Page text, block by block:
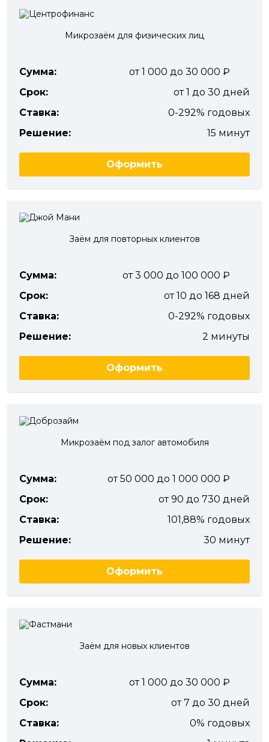
Микрозаём для физических лиц
Сумма:
от 1 000 до 30 000
Срок:
от 1 до 30 дней
Ставка:
0-292% годовых
Решение:
15 минут
Оформить
Заём для повторных клиентов
Сумма:
от 3 000 до 100 000
Срок:
от 10 до 168 дней
Ставка:
0-292% годовых
Решение:
2 минуты
Оформить
Микрозаём под залог автомобиля
Сумма:
от 50 000 до 1 000 000
Срок:
от 90 до 730 дней
Ставка:
101,88% годовых
Решение:
30 минут
Оформить
Заём для новых клиентов
Сумма:
от 1 000 до 30 000
Срок:
от 7 до 30 дней
Ставка:
0% годовых